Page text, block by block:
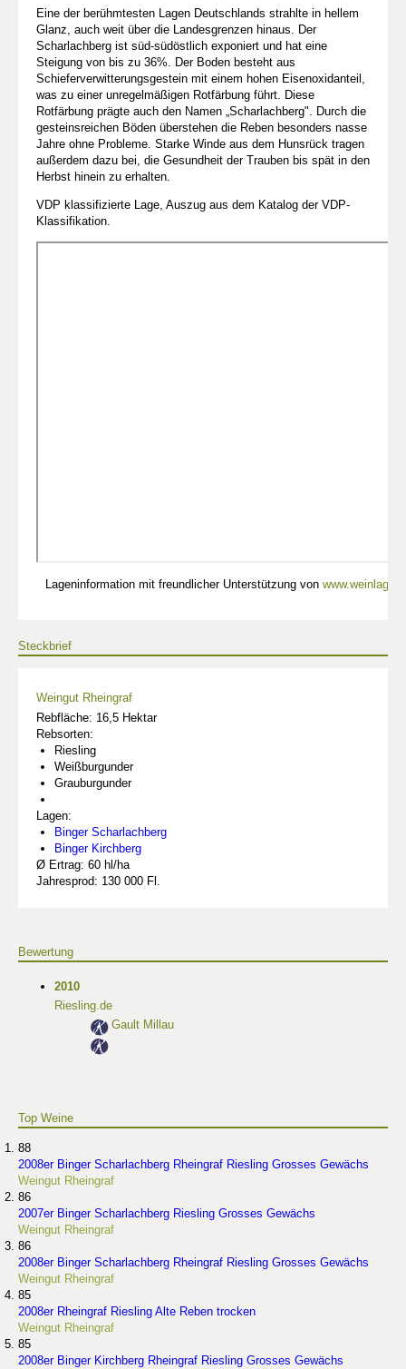
Eine der berühmtesten Lagen Deutschlands strahlte in hellem
Glanz, auch weit über die Landesgrenzen hinaus. Der
Scharlachberg ist süd-südöstlich exponiert und hat eine
Steigung von bis zu 36%. Der Boden besteht aus
Schieferverwitterungsgestein mit einem hohen Eisenoxidanteil,
was zu einer unregelmäßigen Rotfärbung führt. Diese
Rotfärbung prägte auch den Namen „Scharlachberg". Durch die
gesteinsreichen Böden überstehen die Reben besonders nasse
Jahre ohne Probleme. Starke Winde aus dem Hunsrück tragen
außerdem dazu bei, die Gesundheit der Trauben bis spät in den
Herbst hinein zu erhalten.
VDP klassifizierte Lage, Auszug aus dem Katalog der VDP-
Klassifikation.
Lageninformation mit freundlicher Unterstützung von
Steckbrief
Weingut Rheingraf
Rebfläche: 16,5 Hektar
Rebsorten:
Riesling
Weißburgunder
Grauburgunder
Lagen:
Binger Scharlachberg
Binger Kirchberg
Ø Ertrag: 60 hl/ha
Jahresprod: 130 000 Fl.
Bewertung
2010
Riesling.de
Gault Millau
Top Weine
88
2008er Binger Scharlachberg Rheingraf Riesling Grosses Gewächs
Weingut Rheingraf
86
2007er Binger Scharlachberg Riesling Grosses Gewächs
Weingut Rheingraf
86
2008er Binger Scharlachberg Rheingraf Riesling Grosses Gewächs
Weingut Rheingraf
85
2008er Rheingraf Riesling Alte Reben trocken
Weingut Rheingraf
85
2008er Binger Kirchberg Rheingraf Riesling Grosses Gewächs